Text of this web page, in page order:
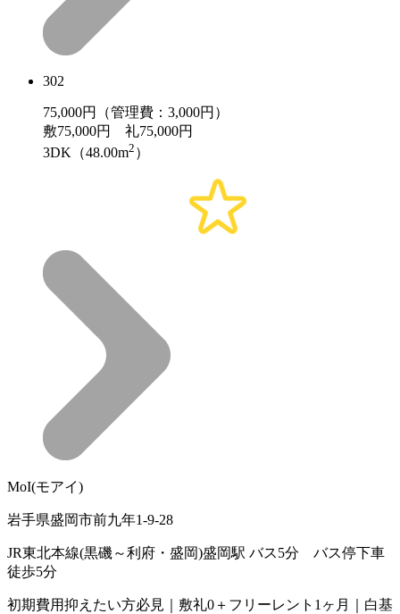
302
75,000円（管理費：3,000円）
敷75,000円 礼75,000円
3DK（48.00m2 ）
MoI(モアイ)
岩手県盛岡市前九年1-9-28
JR東北本線(黒磯～利府・盛岡)盛岡駅 バス5分 バス停下車
徒歩5分
初期費用抑えたい方必見｜敷礼0＋フリーレント1ヶ月｜白基